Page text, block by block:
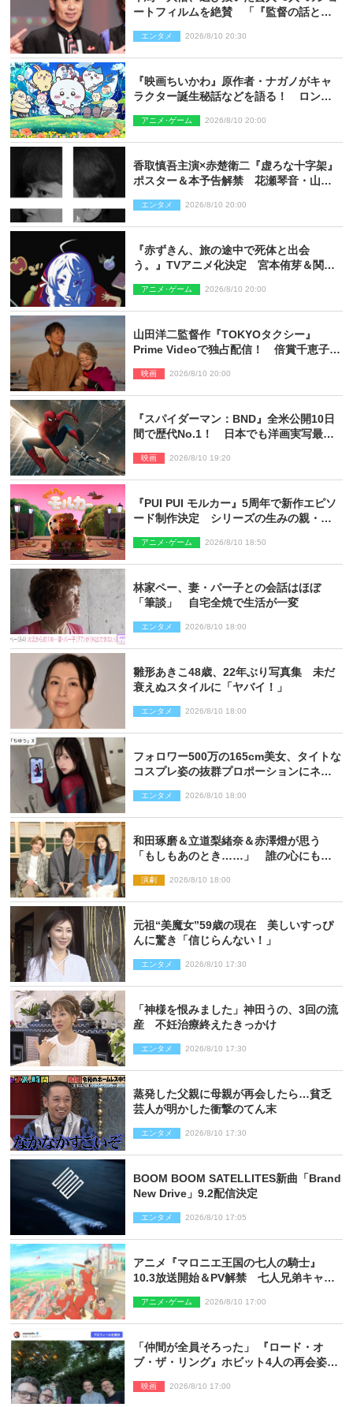
ートフィルムを絶賛 「『監督の話とか
した」
エンタメ 2026/8/10 20:30
『映画ちいかわ』原作者・ナガノがキャ
ラクター誕生秘話などを語る！ ロング
アニメ･ゲーム 2026/8/10 20:00
香取慎吾主演×赤楚衛二『虚ろな十字架』
ポスター＆本予告解禁 花瀬琴音・山中
エンタメ 2026/8/10 20:00
『赤ずきん、旅の途中で死体と出会
う。』TVアニメ化決定 宮本侑芽＆関根
アニメ･ゲーム 2026/8/10 20:00
山田洋二監督作『TOKYOタクシー』
Prime Videoで独占配信！ 倍賞千恵子×
映画 2026/8/10 20:00
『スパイダーマン：BND』全米公開10日
間で歴代No.1！ 日本でも洋画実写最速
映画 2026/8/10 19:20
『PUI PUI モルカー』5周年で新作エピソ
ード制作決定 シリーズの生みの親・見
アニメ･ゲーム 2026/8/10 18:50
林家ペー、妻・パー子との会話はほぼ
「筆談」 自宅全焼で生活が一変
エンタメ 2026/8/10 18:00
雛形あきこ48歳、22年ぶり写真集 未だ
衰えぬスタイルに「ヤバイ！」
エンタメ 2026/8/10 18:00
フォロワー500万の165cm美女、タイトな
コスプレ姿の抜群プロポーションにネッ
エンタメ 2026/8/10 18:00
和田琢磨＆立道梨緒奈＆赤澤燈が思う
「もしもあのとき……」 誰の心にもあ
思い
演劇 2026/8/10 18:00
元祖“美魔女”59歳の現在 美しいすっぴ
んに驚き「信じらんない！」
エンタメ 2026/8/10 17:30
「神様を恨みました」神田うの、3回の流
産 不妊治療終えたきっかけ
エンタメ 2026/8/10 17:30
蒸発した父親に母親が再会したら…貧乏
芸人が明かした衝撃のてん末
エンタメ 2026/8/10 17:30
BOOM BOOM SATELLITES新曲「Brand
New Drive」9.2配信決定
エンタメ 2026/8/10 17:05
アニメ『マロニエ王国の七人の騎士』
10.3放送開始＆PV解禁 七人兄弟キャス
アニメ･ゲーム 2026/8/10 17:00
「仲間が全員そろった」 『ロード・オ
ブ・ザ・リング』ホビット4人の再会姿に
映画 2026/8/10 17:00